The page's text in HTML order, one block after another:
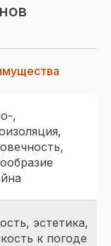
,
эстетика,
к погоде